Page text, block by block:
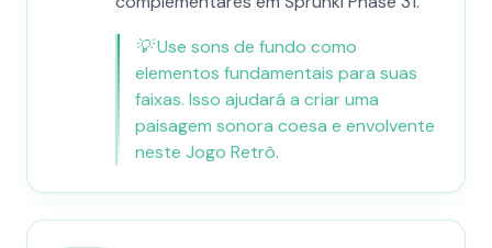
💡Use sons de fundo como
elementos fundamentais para suas
faixas. Isso ajudará a criar uma
paisagem sonora coesa e envolvente
neste Jogo Retrô.